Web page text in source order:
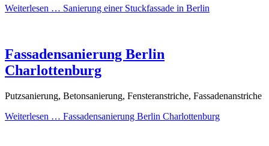
Weiterlesen … Sanierung einer Stuckfassade in Berlin
Fassadensanierung Berlin
Charlottenburg
Putzsanierung, Betonsanierung, Fensteranstriche, Fassadenanstriche
Weiterlesen … Fassadensanierung Berlin Charlottenburg